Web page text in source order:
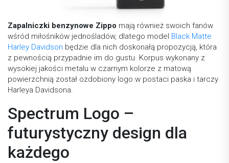
Zapalniczki benzynowe Zippo mają również swoich fanów
wśród miłośników jednośladów, dlatego model Black Matte
Harley Davidson będzie dla nich doskonałą propozycją, która
z pewnością przypadnie im do gustu. Korpus wykonany z
wysokiej jakości metalu w czarnym kolorze z matową
powierzchnią został ozdobiony logo w postaci paska i tarczy
Harleya Davidsona.
Spectrum Logo –
futurystyczny design dla
każdego